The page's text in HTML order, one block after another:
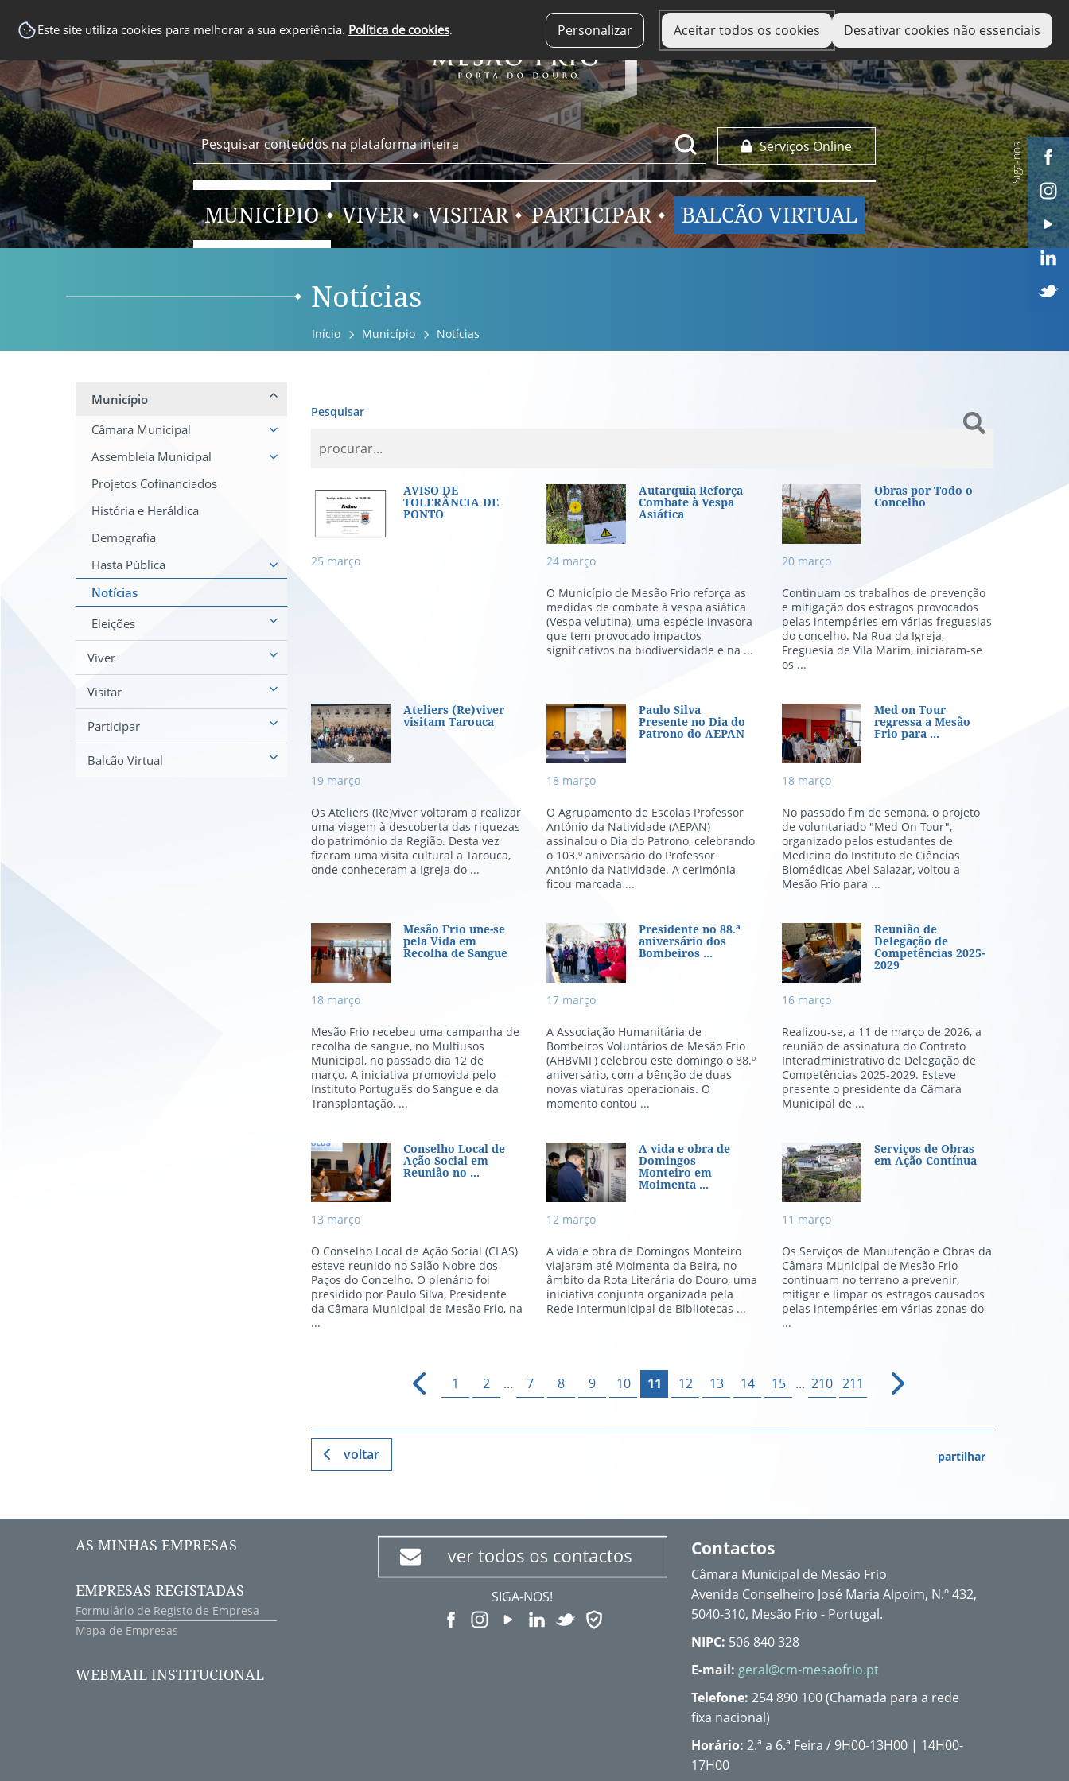
Este site utiliza cookies para melhorar a sua experiência. Política de cookies. Personalizar Aceitar todos os cookies Desativar cookies não essenciais
Serviços Online
MUNICÍPIO VIVER VISITAR PARTICIPAR BALCÃO VIRTUAL
Siga-nos
Notícias
Início Município Notícias
Município
Câmara Municipal
Assembleia Municipal
Projetos Cofinanciados
História e Heráldica
Demografia
Hasta Pública
Notícias
Eleições
Viver
Visitar
Participar
Balcão Virtual
Pesquisar
AVISO DE TOLERÂNCIA DE PONTO
25 março
AVISO DE
TOLERÂNCIA DE
PONTO
Autarquia Reforça Combate à Vespa Asiática
24 março
O Município de Mesão Frio reforça as
medidas de combate à vespa asiática
(Vespa velutina), uma espécie invasora
que tem provocado impactos
significativos na biodiversidade e na ...
Autarquia Reforça
Combate à Vespa
Asiática
Obras por Todo o
20 março
Continuam os trabalhos de prevenção
e mitigação dos estragos provocados
pelas intempéries em várias freguesias
do concelho. Na Rua da Igreja,
Freguesia de Vila Marim, iniciaram-se
os ...
Obras por Todo o
Concelho
Ateliers (Re)viver visitam Tarouca
19 março
Os Ateliers (Re)viver voltaram a realizar
uma viagem à descoberta das riquezas
do património da Região. Desta vez
fizeram uma visita cultural a Tarouca,
onde conheceram a Igreja do ...
Ateliers (Re)viver
visitam Tarouca Paulo Silva Presente no Dia do Patrono do
18 março
O Agrupamento de Escolas Professor
António da Natividade (AEPAN)
assinalou o Dia do Patrono, celebrando
o 103.º aniversário do Professor
António da Natividade. A cerimónia
ficou marcada ...
Paulo Silva
Presente no Dia do
Patrono do AEPAN
Med on Tour regressa a
18 março
No passado fim de semana, o projeto
de voluntariado "Med On Tour",
organizado pelos estudantes de
Medicina do Instituto de Ciências
Biomédicas Abel Salazar, voltou a
Mesão Frio para ...
Med on Tour
regressa a Mesão
Frio para ...
Mesão Frio une-se pela Vida em Recolha de Sangue
18 março
Mesão Frio recebeu uma campanha de
recolha de sangue, no Multiusos
Municipal, no passado dia 12 de
março. A iniciativa promovida pelo
Instituto Português do Sangue e da
Transplantação, ...
Mesão Frio une-se
pela Vida em
Recolha de Sangue
Presidente no 88.ª aniversário dos
17 março
A Associação Humanitária de
Bombeiros Voluntários de Mesão Frio
(AHBVMF) celebrou este domingo o 88.º
aniversário, com a bênção de duas
novas viaturas operacionais. O
momento contou ...
Presidente no 88.ª
aniversário dos
Bombeiros ...
Reunião de Delegação
16 março
Realizou-se, a 11 de março de 2026, a
reunião de assinatura do Contrato
Interadministrativo de Delegação de
Competências 2025-2029. Esteve
presente o presidente da Câmara
Municipal de ...
Reunião de
Delegação de
Competências 2025-
2029
Conselho Local de Ação Social em Reunião no Salão Nobre
13 março
O Conselho Local de Ação Social (CLAS)
esteve reunido no Salão Nobre dos
Paços do Concelho. O plenário foi
presidido por Paulo Silva, Presidente
da Câmara Municipal de Mesão Frio, na
...
Conselho Local de
Ação Social em
Reunião no ...
A vida e obra de Domingos Monteiro em
12 março
A vida e obra de Domingos Monteiro
viajaram até Moimenta da Beira, no
âmbito da Rota Literária do Douro, uma
iniciativa conjunta organizada pela
Rede Intermunicipal de Bibliotecas ...
A vida e obra de
Domingos
Monteiro em
Moimenta ...
Serviços de Obras em
11 março
Os Serviços de Manutenção e Obras da
Câmara Municipal de Mesão Frio
continuam no terreno a prevenir,
mitigar e limpar os estragos causados
pelas intempéries em várias zonas do
...
Serviços de Obras
em Ação Contínua
1 2 ... 7 8 9 10 11 12 13 14 15 ... 210 211
voltar partilhar
AS MINHAS EMPRESAS
EMPRESAS REGISTADAS
Formulário de Registo de Empresa
Mapa de Empresas
WEBMAIL INSTITUCIONAL
SIGA-NOS!
Contactos
Câmara Municipal de Mesão Frio
Avenida Conselheiro José Maria Alpoim, N.º 432,
5040-310, Mesão Frio - Portugal.
NIPC: 506 840 328
E-mail: geral@cm-mesaofrio.pt
Telefone: 254 890 100 (Chamada para a rede
fixa nacional)
Horário:2.ª a 6.ª Feira / 9H00-13H00 | 14H00-
17H00